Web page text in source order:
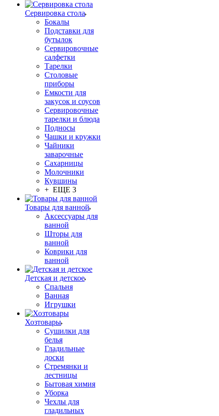
Сервировка стола
Бокалы
Подставки для
бутылок
Сервировочные
салфетки
Тарелки
Столовые
приборы
Емкости для
закусок и соусов
Сервировочные
тарелки и блюда
Подносы
Чашки и кружки
Чайники
заварочные
Сахарницы
Молочники
Кувшины
+ ЕЩЕ 3
Товары для ванной
Аксессуары для
ванной
Шторы для
ванной
Коврики для
ванной
Детская и детское
Спальня
Ванная
Игрушки
Хозтовары
Сушилки для
белья
Гладильные
доски
Стремянки и
лестницы
Бытовая химия
Уборка
Чехлы для
гладильных